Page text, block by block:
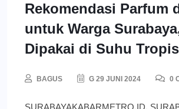
Rekomendasi Parfum
untuk Warga
Dipakai di Suhu Tropis
BAGUS G 29 JUNI 2024 0